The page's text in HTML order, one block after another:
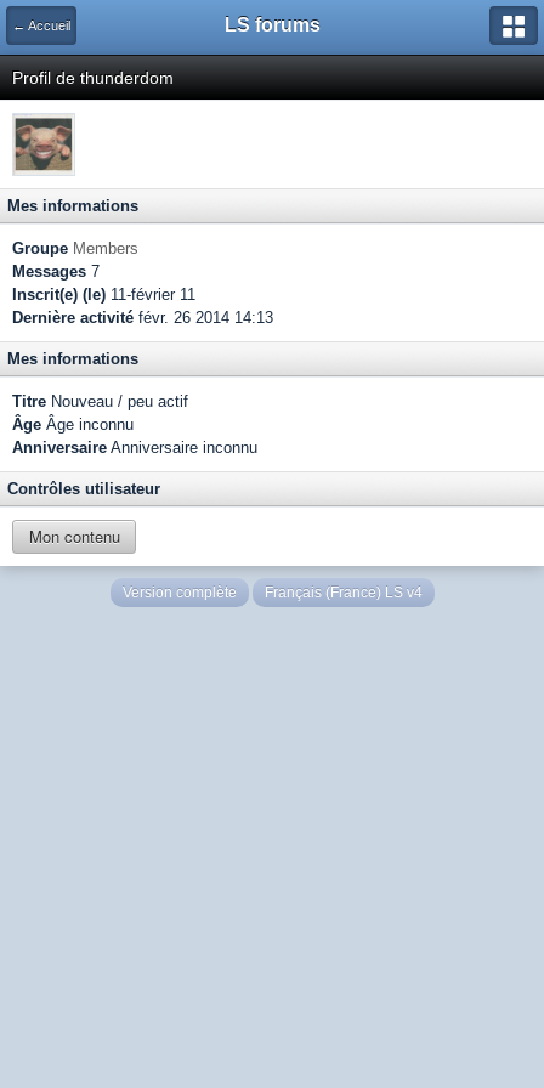
← Accueil LS forums
Profil de thunderdom
Mes informations
Groupe Members
Messages 7
Inscrit(e) (le) 11-février 11
Dernière activité févr. 26 2014 14:13
Mes informations
Titre Nouveau / peu actif
Âge Âge inconnu
Anniversaire Anniversaire inconnu
Contrôles utilisateur
Mon contenu
Version complète Français (France) LS v4